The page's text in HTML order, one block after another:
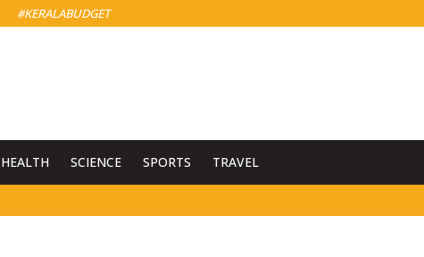
#KERALABUDGET
HEALTH SCIENCE SPORTS TRAVEL